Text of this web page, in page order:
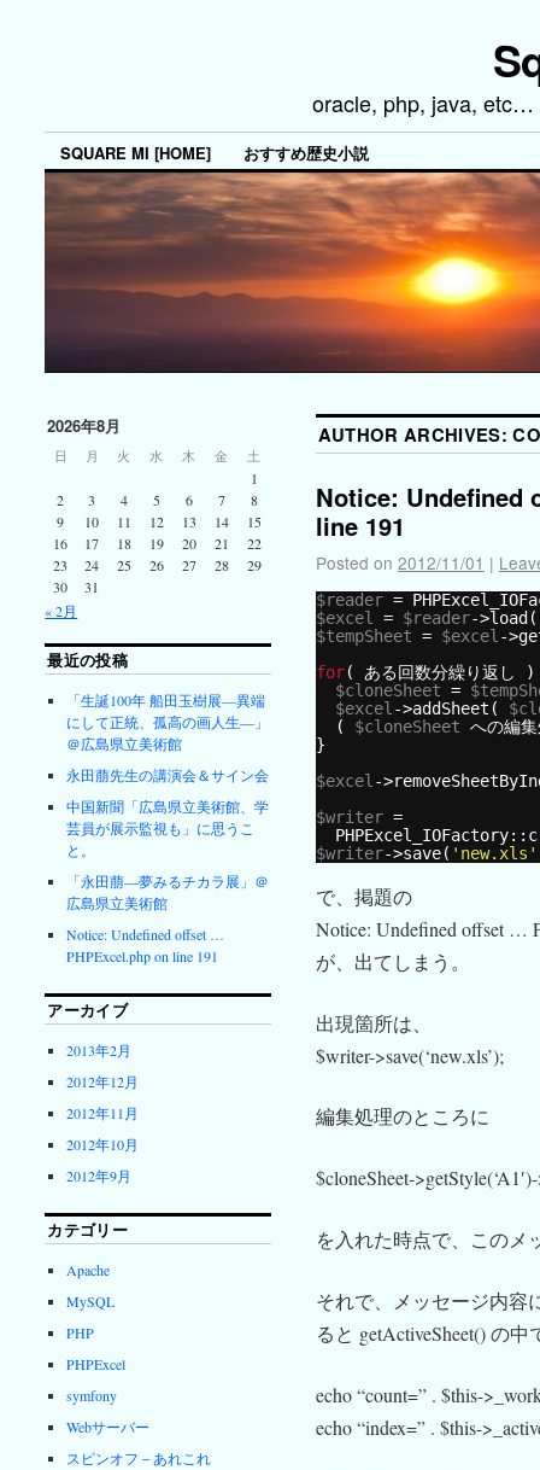
oracle, php, java, etc…
SQUARE MI [HOME] おすすめ歴史小説
AUTHOR ARCHIVES:
Notice: Undefined
line 191
Posted on 2012/11/01 |
$reader =
$excel
= $reader->load(
$tempSheet = $excel -
for( ある回数分繰り返し
$cloneSheet =
$excel ->addSheet(
( $cloneSheet への編
}
$excel -
$writer =
$writer->save( 'new.xls'
で、掲題の
Notice: Undefined offset …
が、出てしまう。
出現箇所は、
$writer->save(‘new.xls’);
編集処理のところに
$cloneSheet-
を入れた時点で、このメ
それで、メッセージ内容
ると getActiveSheet() の
echo “count=” . $this-
echo “index=” . $this-
2026年8月
日 月 火 水 木 金 土
« 2月
1
2
3 4 5 6 7
8
9
10 11 12 13 14
15
16
17 18 19 20 21
22
23
24 25 26 27 28
29
30
31
最近の投稿
「生誕100年 船田玉樹展―異端
にして正統、孤高の画人生―」
＠広島県立美術館
永田萠先生の講演会＆サイン会
中国新聞「広島県立美術館、学
芸員が展示監視も」に思うこ
と。
「永田萠―夢みるチカラ展」＠
広島県立美術館
Notice: Undefined offset …
PHPExcel.php on line 191
アーカイブ
2013年2月
2012年12月
2012年11月
2012年10月
2012年9月
カテゴリー
Apache
MySQL
PHP
PHPExcel
symfony
Webサーバー
スピンオフ－あれこれ